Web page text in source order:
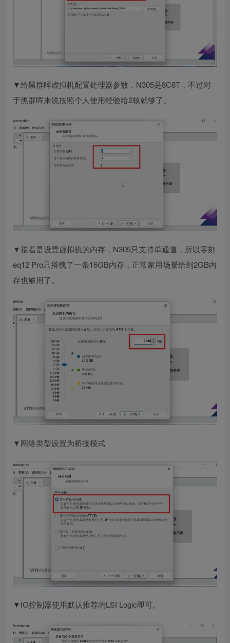
▼给黑群晖虚拟机配置处理器参数，N305是8C8T，不过对
于黑群晖来说按照个人使用经验给2核就够了。
▼接着是设置虚拟机的内存，N305只支持单通道，所以零刻
eq12 Pro只搭载了一条16GB内存，正常家用场景给到2GB内
存也够用了。
▼网络类型设置为桥接模式
▼IO控制器使用默认推荐的LSI Logic即可。